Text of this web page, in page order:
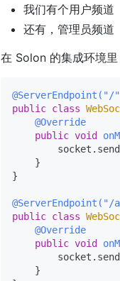
我们有个用户频道
还有，管理员频
在 Solon 的集成环境
@ServerEndpoint("/
public class
@Override
public void
    }
}
@ServerEndpoint("/
public class
@Override
public void
    }